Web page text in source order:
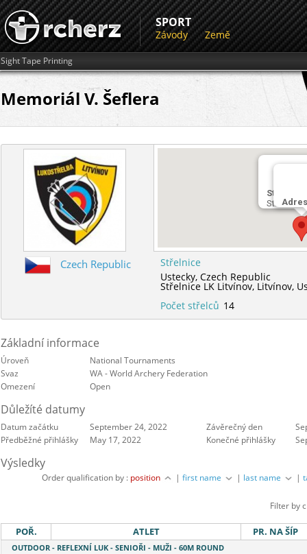
SPORT
Závody Země
Sight Tape Printing
Memoriál V. Šeflera
Střelnice
Střelnice
Czech Republic
Střelnice
Ustecky,Czech Republic
Střelnice LK Litvínov, Litvínov,
Počet střelců 14
Základní informace
Úroveň
National Tournaments
Svaz
WA - World Archery Federation
Omezení
Open
Důležíté datumy
Datum začátku September 24, 2022 Závěrečný den
Předběžné přihlášky
May 17, 2022 Konečné přihlášky
Výsledky
Order qualification by : position |first name | last name |
Filter by
POŘ. ATLET PR. NA ŠÍP
OUTDOOR - REFLEXNÍ LUK - SENIOŘI - MUŽI - 60M ROUND